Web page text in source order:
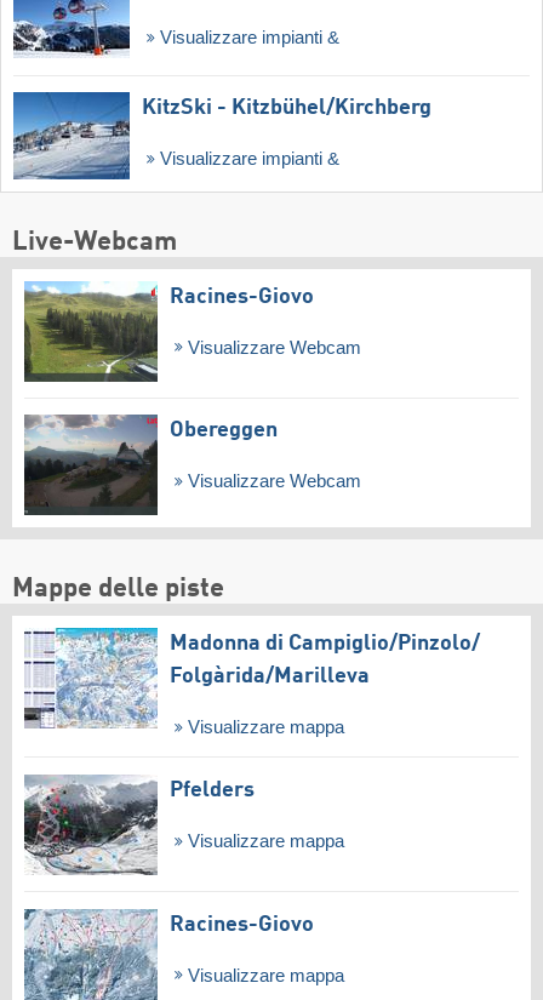
Visualizzare impianti &
KitzSki - Kitzbühel/​Kirchberg
Visualizzare impianti &
Live-Webcam
Racines-Giovo
Visualizzare Webcam
Obereggen
Visualizzare Webcam
Mappe delle piste
Madonna di Campiglio/​Pinzolo/​
Folgàrida/​Marilleva
Visualizzare mappa
Pfelders
Visualizzare mappa
Racines-Giovo
Visualizzare mappa